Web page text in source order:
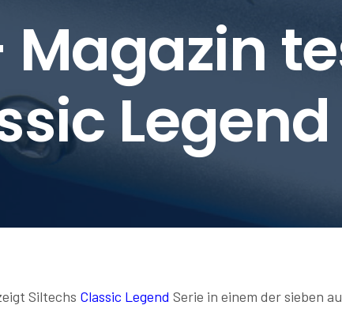
Magazin
Siltechs Classic Legend Serie in einem der sieben